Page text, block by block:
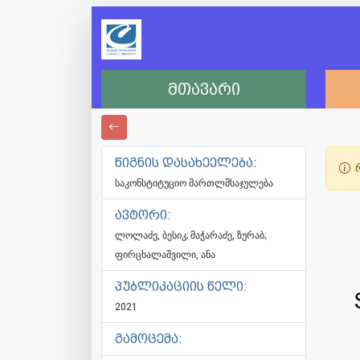
მთავარი
წიგნის დასახეელება:
საკონსტიტუციო მართლმსაჯულება
ავტორი:
ლოლაძე, ბესიკ; მაჭარაძე, ზურაბ;
ფირცხალაშვილი, ანა
პუბლიკაციის წელი:
2021
გამოცემა: